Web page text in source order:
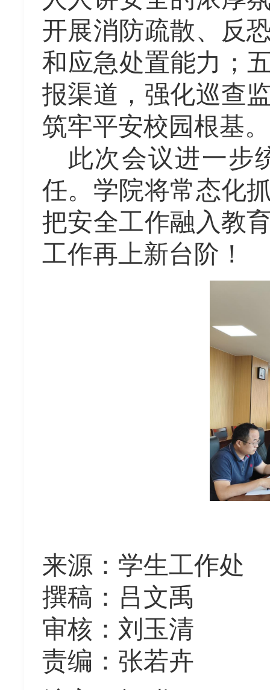
开展消防疏散、反
和应急处置能力；
报渠道，强化巡查
筑牢平安校园根基。
此次会议进一步
任。 学院将常态化
把安全工作融入教
工作再上新台阶！
来源 ： 学生工作处
撰稿：吕文禹
审核：刘玉清
责编：张若卉